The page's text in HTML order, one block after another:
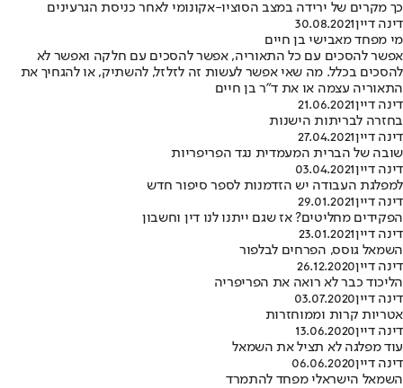
כך מקרים של ירידה במצב הסוציו-אקונומי לאחר כניסת הגרעינים
דינה דיין30.08.2021
מי מפחד מאבישי בן חיים
אפשר להסכים עם כל התאוריה, אפשר להסכים עם חלקה ואפשר לא
להסכים בכלל. מה שאי אפשר לעשות זה לזלזל, להשתיק, או להגחיך את
התאוריה עצמה או את ד״ר בן חיים
דינה דיין21.06.2021
בחזרה לבריתות הישנות
דינה דיין27.04.2021
שובה של הברית המעמדית נגד הפריפריות
דינה דיין03.04.2021
למפלגת העבודה יש הזדמנות לספר סיפור חדש
דינה דיין29.01.2021
הפקידים מחליטים? אז שגם ייתנו לנו דין וחשבון
דינה דיין23.01.2021
השמאל גוסס, הפרחים לבלפור
דינה דיין26.12.2020
הליכוד כבר לא רואה את הפריפריה
דינה דיין03.07.2020
אטריות קרות וממוחזרות
דינה דיין13.06.2020
עוד מפלגה לא תציל את השמאל
דינה דיין06.06.2020
השמאל הישראלי מפחד להתמרד